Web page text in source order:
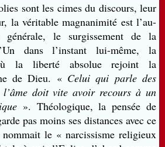
sont les cimes du discours, leur
la véritable magnanimité est l’au-
le surgissement de la
dans l’instant lui-même, la
la liberté absolue rejoint la
de Dieu. « Celui qui parle des
l’âme doit vite avoir recours à un
». Théologique, la pensée de
pas moins ses distances avec ce
le « narcissisme religieux